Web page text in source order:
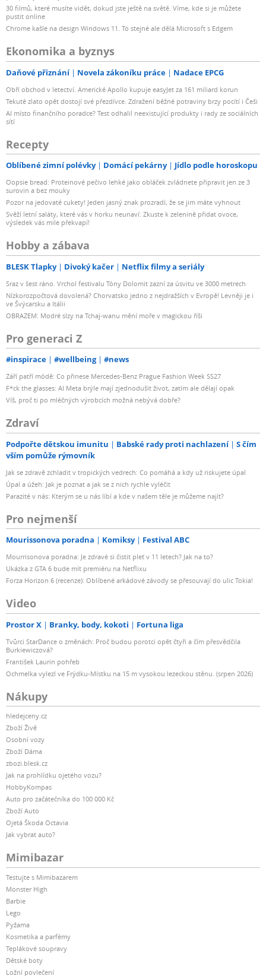
30 filmů, které musíte vidět, dokud jste ještě na světě. Víme, kde si je můžete
pustit online
Chrome kašle na design Windows 11. To stejné ale dělá Microsoft s Edgem
Ekonomika a byznys
Daňové přiznání Novela zákoníku práce Nadace EPCG
Obří obchod v letectví. Americké Apollo kupuje easyJet za 161 miliard korun
Tekuté zlato opět dostojí své přezdívce. Zdražení běžné potraviny brzy pocítí i Češi
AI místo finančního poradce? Test odhalil neexistující produkty i rady ze sociálních
sítí
Recepty
Oblíbené zimní polévky Domácí pekárny Jídlo podle horoskopu
Oopsie bread: Proteinové pečivo lehké jako obláček zvládnete připravit jen ze 3
surovin a bez mouky
Pozor na jedovaté cukety! Jeden jasný znak prozradí, že se jim máte vyhnout
Svěží letní saláty, které vás v horku neunaví: Zkuste k zelenině přidat ovoce,
výsledek vás mile překvapí!
Hobby a zábava
BLESK Tlapky Divoký kačer Netflix filmy a seriály
Sraz v šest ráno. Vrchol festivalu Tóny Dolomit zazní za úsvitu ve 3000 metrech
Nízkorozpočtová dovolená? Chorvatsko jedno z nejdražších v Evropě! Levněji je i
ve Švýcarsku a Itálii
OBRAZEM: Modré slzy na Tchaj-wanu mění moře v magickou říši
Pro generaci Z
#inspirace #wellbeing #news
Září patří módě: Co přinese Mercedes-Benz Prague Fashion Week SS27
F*ck the glasses: AI Meta brýle mají zjednodušit život, zatím ale dělají opak
Víš, proč ti po mléčných výrobcích možná nebývá dobře?
Zdraví
Podpořte dětskou imunitu Babské rady proti nachlazení
S čím
vším pomůže rýmovník
Jak se zdravě zchladit v tropických vedrech: Co pomáhá a kdy už riskujete úpal
Úpal a úžeh: Jak je poznat a jak se z nich rychle vyléčit
Parazité v nás: Kterým se u nás líbí a kde v našem těle je můžeme najít?
Pro nejmenší
Mourissonova poradna Komiksy Festival ABC
Mourrisonova poradna: Je zdravé si čistit pleť v 11 letech? Jak na to?
Ukázka z GTA 6 bude mít premiéru na Netflixu
Forza Horizon 6 (recenze): Oblíbené arkádové závody se přesouvají do ulic Tokia!
Video
Prostor X Branky, body, kokoti Fortuna liga
Tvůrci StarDance o změnách: Proč budou porotci opět čtyři a čím přesvědčila
Burkiewiczová?
František Laurin pohřeb
Ochmelka vylezl ve Frýdku-Místku na 15 m vysokou lezeckou stěnu. (srpen 2026)
Nákupy
hledejceny.cz
Zboží Živě
Osobní vozy
Zboží Dáma
zbozi.blesk.cz
Jak na prohlídku ojetého vozu?
HobbyKompas
Auto pro začátečníka do 100 000 Kč
Zboží Auto
Ojetá Škoda Octavia
Jak vybrat auto?
Mimibazar
Testujte s Mimibazarem
Monster High
Barbie
Lego
Pyžama
Kosmetika a parfémy
Teplákové soupravy
Dětské boty
Ložní povlečení